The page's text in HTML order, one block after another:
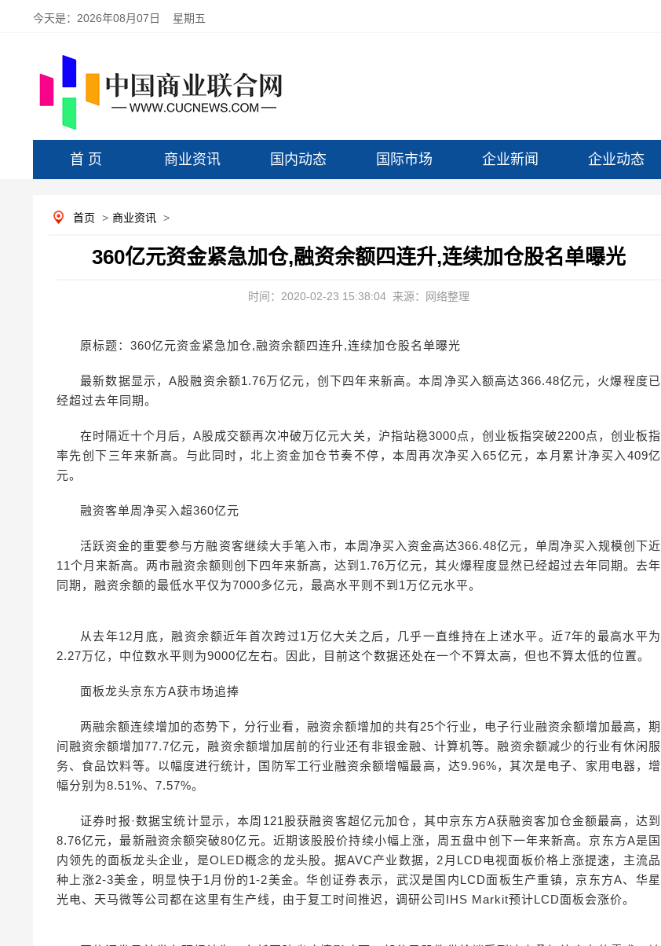
今天是： 2026年08月07日 星期五
首 页 商业资讯 国内动态 国际市场 企业新闻 企业动态
首页 > 商业资讯 >
360亿元资金紧急加仓,融资余额四连升,连续加仓股名单曝光
时间：2020-02-23 15:38:04 来源：网络整理
原标题：360亿元资金紧急加仓,融资余额四连升,连续加仓股名单曝光
最新数据显示，A股融资余额1.76万亿元，创下四年来新高。本周净买入额高达366.48亿元，火爆程度已
经超过去年同期。
在时隔近十个月后，A股成交额再次冲破万亿元大关，沪指站稳3000点，创业板指突破2200点，创业板指
率先创下三年来新高。与此同时，北上资金加仓节奏不停，本周再次净买入65亿元，本月累计净买入409亿
元。
融资客单周净买入超360亿元
活跃资金的重要参与方融资客继续大手笔入市，本周净买入资金高达366.48亿元，单周净买入规模创下近
11个月来新高。两市融资余额则创下四年来新高，达到1.76万亿元，其火爆程度显然已经超过去年同期。去年
同期，融资余额的最低水平仅为7000多亿元，最高水平则不到1万亿元水平。
从去年12月底，融资余额近年首次跨过1万亿大关之后，几乎一直维持在上述水平。近7年的最高水平为
2.27万亿，中位数水平则为9000亿左右。因此，目前这个数据还处在一个不算太高，但也不算太低的位置。
面板龙头京东方A获市场追捧
两融余额连续增加的态势下，分行业看，融资余额增加的共有25个行业，电子行业融资余额增加最高，期
间融资余额增加77.7亿元，融资余额增加居前的行业还有非银金融、计算机等。融资余额减少的行业有休闲服
务、食品饮料等。以幅度进行统计，国防军工行业融资余额增幅最高，达9.96%，其次是电子、家用电器，增
幅分别为8.51%、7.57%。
证券时报·数据宝统计显示，本周121股获融资客超亿元加仓，其中京东方A获融资客加仓金额最高，达到
8.76亿元，最新融资余额突破80亿元。近期该股股价持续小幅上涨，周五盘中创下一年来新高。京东方A是国
内领先的面板龙头企业，是OLED概念的龙头股。据AVC产业数据，2月LCD电视面板价格上涨提速，主流品
种上涨2-3美金，明显快于1月份的1-2美金。华创证券表示，武汉是国内LCD面板生产重镇，京东方A、华星
光电、天马微等公司都在这里有生产线，由于复工时间推迟，调研公司IHS Markit预计LCD面板会涨价。